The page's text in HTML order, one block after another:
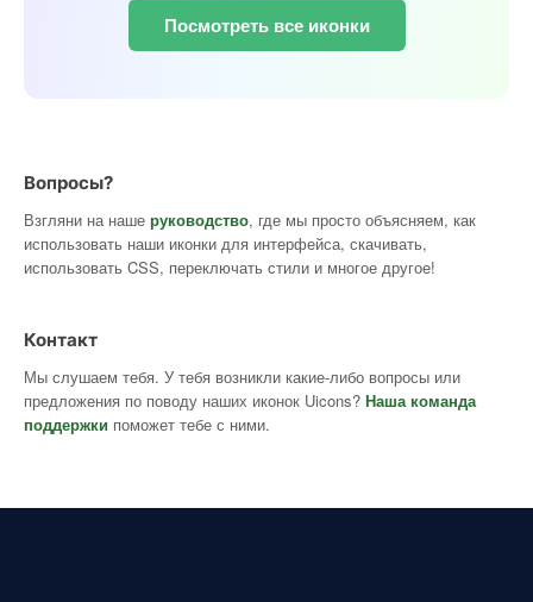
Посмотреть все иконки
Вопросы?
Взгляни на наше руководство, где мы просто объясняем, как
использовать наши иконки для интерфейса, скачивать,
использовать CSS, переключать стили и многое другое!
Контакт
Мы слушаем тебя. У тебя возникли какие-либо вопросы или
предложения по поводу наших иконок Uicons? Наша команда
поддержки поможет тебе с ними.